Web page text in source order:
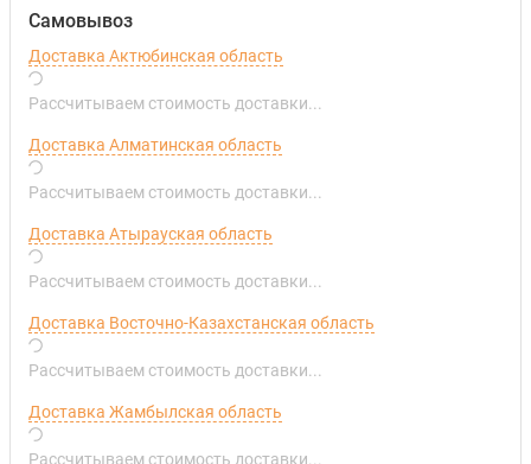
Самовывоз
Доставка Актюбинская область
Рассчитываем стоимость доставки...
Доставка Алматинская область
Рассчитываем стоимость доставки...
Доставка Атырауская область
Рассчитываем стоимость доставки...
Доставка Восточно-Казахстанская область
Рассчитываем стоимость доставки...
Доставка Жамбылская область
Рассчитываем стоимость доставки...